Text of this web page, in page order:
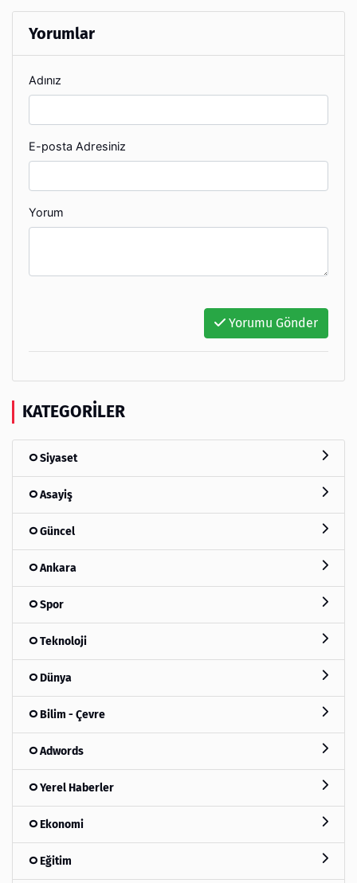
Yorumlar
Adınız
E-posta Adresiniz
Yorum
Yorumu Gönder
KATEGORILER
Siyaset
Asayiş
Güncel
Ankara
Spor
Teknoloji
Dünya
Bilim - Çevre
Adwords
Yerel Haberler
Ekonomi
Eğitim